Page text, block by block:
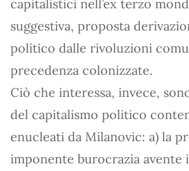
capitalistici nell’ex terzo
suggestiva, proposta
politico dalle rivoluzioni
precedenza colonizzate.
Ciò che interessa, invece,
del capitalismo politico
enucleati da Milanovic: a) la
imponente burocrazia avente